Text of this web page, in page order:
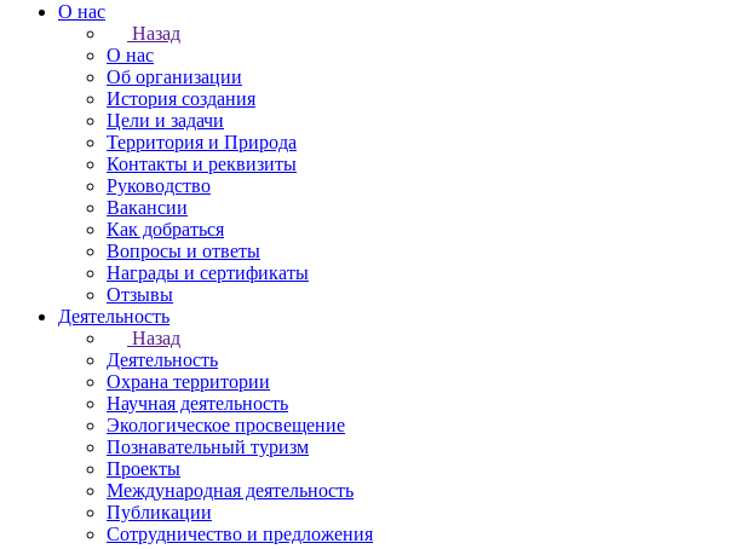
О нас
Назад
О нас
Об организации
История создания
Цели и задачи
Территория и Природа
Контакты и реквизиты
Руководство
Вакансии
Как добраться
Вопросы и ответы
Награды и сертификаты
Отзывы
Деятельность
Назад
Деятельность
Охрана территории
Научная деятельность
Экологическое просвещение
Познавательный туризм
Проекты
Международная деятельность
Публикации
Сотрудничество и предложения